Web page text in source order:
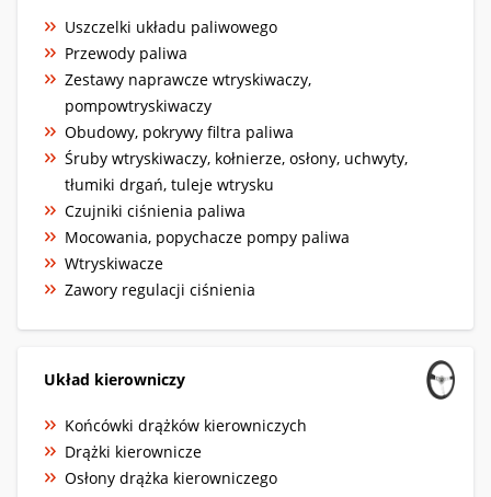
Uszczelki układu paliwowego
Przewody paliwa
Zestawy naprawcze wtryskiwaczy,
pompowtryskiwaczy
Obudowy, pokrywy filtra paliwa
Śruby wtryskiwaczy, kołnierze, osłony, uchwyty,
tłumiki drgań, tuleje wtrysku
Czujniki ciśnienia paliwa
Mocowania, popychacze pompy paliwa
Wtryskiwacze
Zawory regulacji ciśnienia
Układ kierowniczy
Końcówki drążków kierowniczych
Drążki kierownicze
Osłony drążka kierowniczego